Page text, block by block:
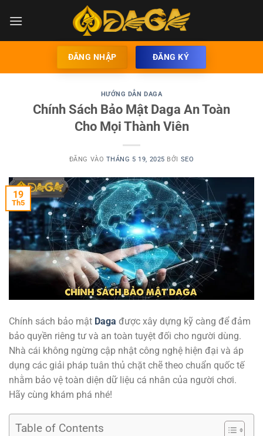
qua
ĐĂNG NHẬP ĐĂNG KÝ
HƯỚNG DẪN DAGA
Chính Sách Bảo Mật Daga An Toàn
Cho Mọi Thành Viên
ĐĂNG VÀO THÁNG 5 19, 2025 BỞI SEO
19
Th5
Chính sách bảo mật Daga được xây dựng kỹ càng để đảm
bảo quyền riêng tư và an toàn tuyệt đối cho người dùng.
Nhà cái không ngừng cập nhật công nghệ hiện đại và áp
dụng các giải pháp tuân thủ chặt chẽ theo chuẩn quốc tế
nhằm bảo vệ toàn diện dữ liệu cá nhân của người chơi.
Hãy cùng khám phá nhé!
Table of Contents